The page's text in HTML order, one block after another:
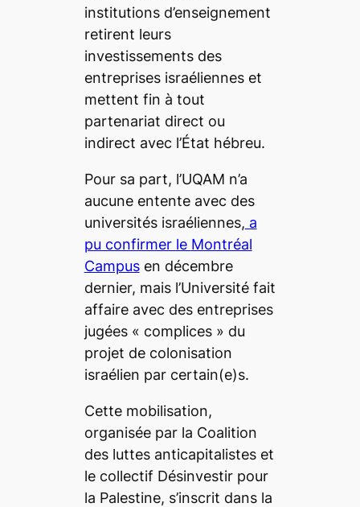
institutions d’enseignement
retirent leurs
investissements des
entreprises israéliennes et
mettent fin à tout
partenariat direct ou
indirect avec l’État hébreu.
Pour sa part, l’UQAM n’a
aucune entente avec des
universités israéliennes, a
pu confirmer le Montréal
Campusen décembre
dernier, mais l’Université fait
affaire avec des entreprises
jugées « complices » du
projet de colonisation
israélien par certain(e)s.
Cette mobilisation,
organisée par la Coalition
des luttes anticapitalistes et
le collectif Désinvestir pour
la Palestine, s’inscrit dans la